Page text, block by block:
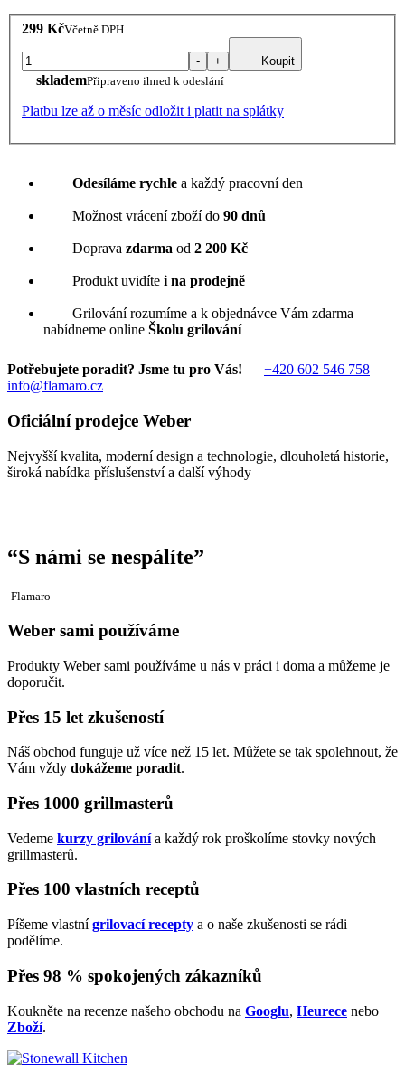
299 KčVčetně DPH
- + Koupit
sklademPřipraveno ihned k odeslání
Platbu lze až o měsíc odložit i platit na splátky
Odesíláme rychle a každý pracovní den
Možnost vrácení zboží do 90 dnů
Doprava zdarma od 2 200 Kč
Produkt uvidíte i na prodejně
Grilování rozumíme a k objednávce Vám zdarma
nabídneme online Školu grilování
Potřebujete poradit? Jsme tu pro Vás!
+420 602 546 758
info@flamaro.cz
Oficiální prodejce Weber
Nejvyšší kvalita, moderní design a technologie, dlouholetá historie,
široká nabídka příslušenství a další výhody
“S námi se nespálíte”
‐Flamaro
Weber sami používáme
Produkty Weber sami používáme u nás v práci i doma a můžeme je
doporučit.
Přes 15 let zkušeností
Náš obchod funguje už více než 15 let. Můžete se tak spolehnout, že
Vám vždy dokážeme poradit.
Přes 1000 grillmasterů
Vedeme kurzy grilovánía každý rok proškolíme stovky nových
grillmasterů.
Přes 100 vlastních receptů
Píšeme vlastnígrilovací recepty a o naše zkušenosti se rádi
podělíme.
Přes 98 % spokojených zákazníků
Koukněte na recenze našeho obchodu na Googlu, Heurece nebo
Zboží.